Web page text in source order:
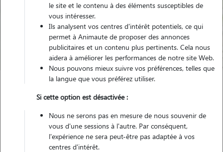
Pour quel animal ?
Trouver mon Pet Sitter
Nos familles d'accueil à Croix (59170)
le site et le contenu à des éléments susceptibles de
vous intéresser.
Ils analysent vos centres d'intérêt potentiels, ce qui
permet à Animaute de proposer des annonces
publicitaires et un contenu plus pertinents. Cela nous
aidera à améliorer les performances de notre site Web.
Nous pouvons mieux suivre vos préférences, telles que
la langue que vous préférez utiliser.
Si cette option est désactivée :
Nous ne serons pas en mesure de nous souvenir de
vous d'une sessions à l'autre. Par conséquent,
l'expérience ne sera peut-être pas adaptée à vos
centres d'intérêt.